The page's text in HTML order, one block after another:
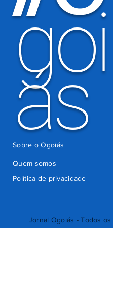
Jornal Ogoiás - Todos
goi
ás
Quem somos
Política de privacidade
Sobre o Ogoiás